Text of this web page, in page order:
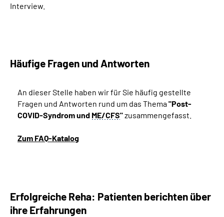
Interview.
Häufige Fragen und Antworten
An dieser Stelle haben wir für Sie häufig gestellte
Fragen und Antworten rund um das Thema"Post-
COVID-Syndrom und ME/CFS"zusammengefasst.
Zum FAQ-Katalog
Erfolgreiche Reha: Patienten berichten über
ihre Erfahrungen